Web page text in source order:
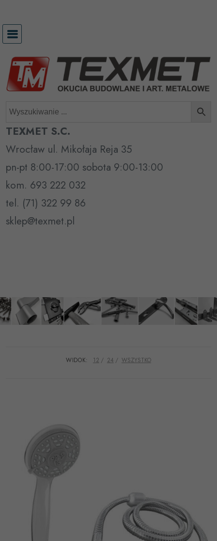
treści
TEXMET S.C.
Wrocław ul. Mikołaja Reja 35
pn-pt 8:00-17:00 sobota 9:00-13:00
kom. 693 222 032
tel. (71) 322 99 86
sklep@texmet.pl
WIDOK: 12 24 WSZYSTKO